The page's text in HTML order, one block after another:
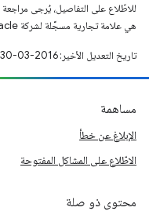
للاطّلاع على التفاصيل، يُرجى مراجعة
هي علامة تجارية مسجَّلة لشركة Oracle و/أو شركائها التابعين.
تاريخ التعديل الأخير: 2016-03-30 (حسب التوقيت العالمي المتفَّق عليه)
مساهمة
الإبلاغ عن خطأ
الاطّلاع على المشاكل المفتوحة
محتوى ذو صلة